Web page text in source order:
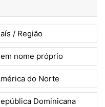
/ Região
nome próprio
do Norte
Dominicana